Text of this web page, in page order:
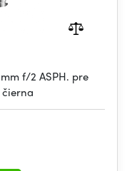
f/2 ASPH. pre